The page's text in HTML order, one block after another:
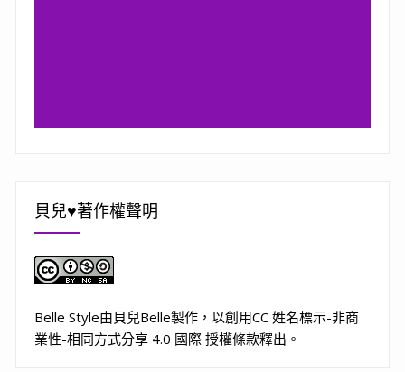
貝兒♥著作權聲明
Belle Style由貝兒Belle製作，以創用CC 姓名標示-非商
業性-相同方式分享 4.0 國際 授權條款釋出。